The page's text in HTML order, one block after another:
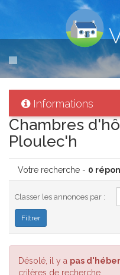
Informations
vacances: Tous les
Chambres
Ploulec'h
Votre recherche - 0
Classer les annonces par :
Désolé, il y a pas
critères de recherche.